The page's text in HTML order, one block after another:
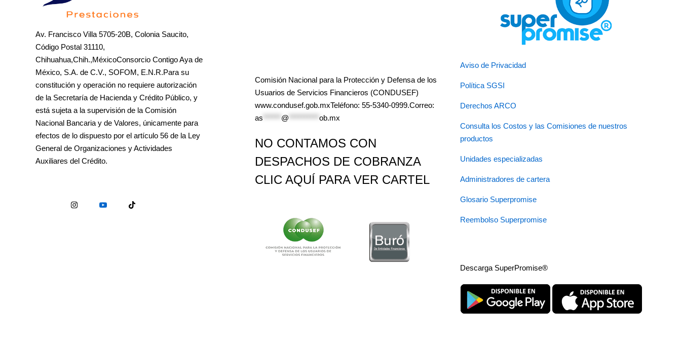
Av. Francisco Villa 5705-20B, Colonia Saucito,
Código Postal 31110,
Chihuahua,Chih.,MéxicoConsorcio Contigo Aya de
México, S.A. de C.V., SOFOM, E.N.R.Para su
constitución y operación no requiere autorización
de la Secretaría de Hacienda y Crédito Público, y
está sujeta a la supervisión de la Comisión
Nacional Bancaria y de Valores, únicamente para
efectos de lo dispuesto por el artículo 56 de la Ley
General de Organizaciones y Actividades
Auxiliares del Crédito.
Comisión Nacional para la Protección y Defensa de los
Usuarios de Servicios Financieros (CONDUSEF)
www.condusef.gob.mxTeléfono: 55-5340-0999.Correo:
as
@ ob.mx
NO CONTAMOS CON
DESPACHOS DE COBRANZA
CLIC AQUÍ PARA VER CARTEL
Aviso de Privacidad
Política SGSI
Derechos ARCO
Consulta los Costos y las Comisiones de nuestros
productos
Unidades especializadas
Administradores de cartera
Glosario Superpromise
Reembolso Superpromise
Descarga SuperPromise®